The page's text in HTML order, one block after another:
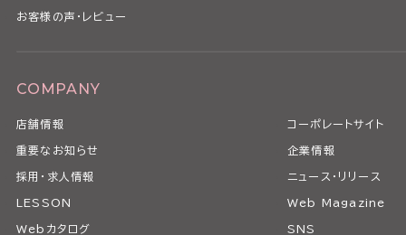
お客様の声・レビュー
COMPANY
店舗情報 コーポレートサイト
重要なお知らせ 企業情報
採用・求人情報 ニュース・リリース
LESSON Web Magazine
Webカタログ SNS